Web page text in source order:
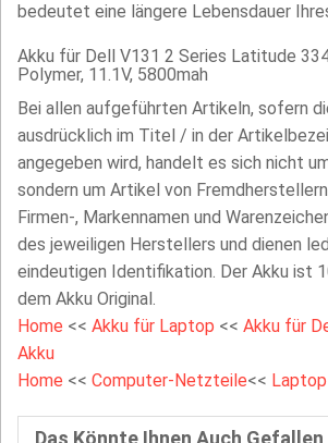
bedeutet eine längere Lebensdauer
Akku für Dell V131 2 Series Latitude
Polymer, 11.1V, 5800mah
Bei allen aufgeführten Artikeln, sofern
ausdrücklich im Titel / in der
angegeben wird, handelt es sich nicht
sondern um Artikel von
Firmen-, Markennamen und
des jeweiligen Herstellers und dienen
eindeutigen Identifikation. Der Akku ist
dem Akku Original.
Home << Akku für Laptop << Akku für
Akku
Home << Computer-Netzteile<<